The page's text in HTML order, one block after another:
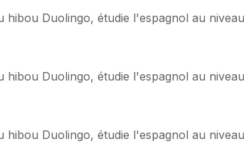
hibou Duolingo, étudie l'espagnol au
hibou Duolingo, étudie l'espagnol au
hibou Duolingo, étudie l'espagnol au